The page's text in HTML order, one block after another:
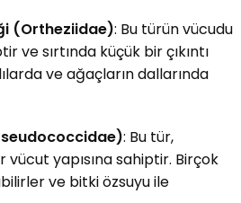
(Ortheziidae): Bu türün vücudu
ve sırtında küçük bir çıkıntı
ve ağaçların dallarında
: Bu tür,
yapısına sahiptir. Birçok
ve bitki özsuyu ile